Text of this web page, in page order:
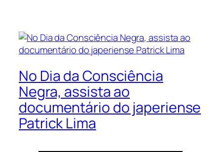
No Dia da Consciência
Negra, assista ao
documentário do japeriense
Patrick Lima